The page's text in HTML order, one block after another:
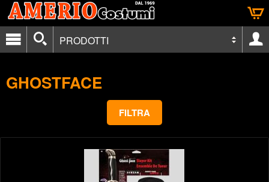
PRODOTTI
GHOSTFACE
FILTRA